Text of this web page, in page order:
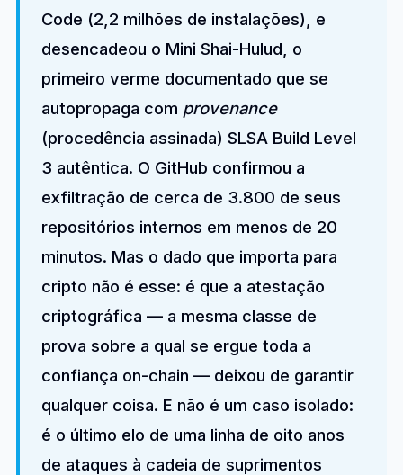
Code (2,2 milhões de instalações), e
desencadeou o Mini Shai-Hulud, o
primeiro verme documentado que se
autopropaga com provenance
(procedência assinada) SLSA Build Level
3 autêntica. O GitHub confirmou a
exfiltração de cerca de 3.800 de seus
repositórios internos em menos de 20
minutos. Mas o dado que importa para
cripto não é esse: é que a atestação
criptográfica — a mesma classe de
prova sobre a qual se ergue toda a
confiança on-chain — deixou de garantir
qualquer coisa. E não é um caso isolado:
é o último elo de uma linha de oito anos
de ataques à cadeia de suprimentos